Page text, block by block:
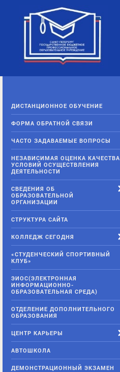
ДИСТАНЦИОННОЕ ОБУЧЕНИЕ
ФОРМА ОБРАТНОЙ СВЯЗИ
ЧАСТО ЗАДАВАЕМЫЕ ВОПРОСЫ
НЕЗАВИСИМАЯ ОЦЕНКА КАЧЕСТВА
УСЛОВИЙ ОСУЩЕСТВЛЕНИЯ
ДЕЯТЕЛЬНОСТИ
СВЕДЕНИЯ ОБ
ОБРАЗОВАТЕЛЬНОЙ
ОРГАНИЗАЦИИ
СТРУКТУРА САЙТА
КОЛЛЕДЖ СЕГОДНЯ
«СТУДЕНЧЕСКИЙ СПОРТИВНЫЙ
КЛУБ»
ЭИОС(ЭЛЕКТРОННАЯ
ИНФОРМАЦИОННО-
ОБРАЗОВАТЕЛЬНАЯ СРЕДА)
ОТДЕЛЕНИЕ ДОПОЛНИТЕЛЬНОГО
ОБРАЗОВАНИЯ
ЦЕНТР КАРЬЕРЫ
АВТОШКОЛА
ДЕМОНСТРАЦИОННЫЙ ЭКЗАМЕН